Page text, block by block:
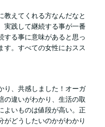
教えてくれる方なんだなと
実践して継続する事が一番
する事に意味があると思っ
す。すべての女性におスス
り、共感しました！オーガ
の違いがわかり、生活の取
よいものは値段が高い。正
がどうしたいのかがわかり